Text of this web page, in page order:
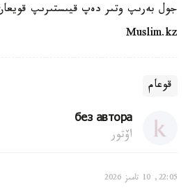
جول بەرىپ وتىر دەپ قيىستىرىپ
Muslim.kz
قوعام
без автора
اۆتور
22:05, 10 تامىز 2026